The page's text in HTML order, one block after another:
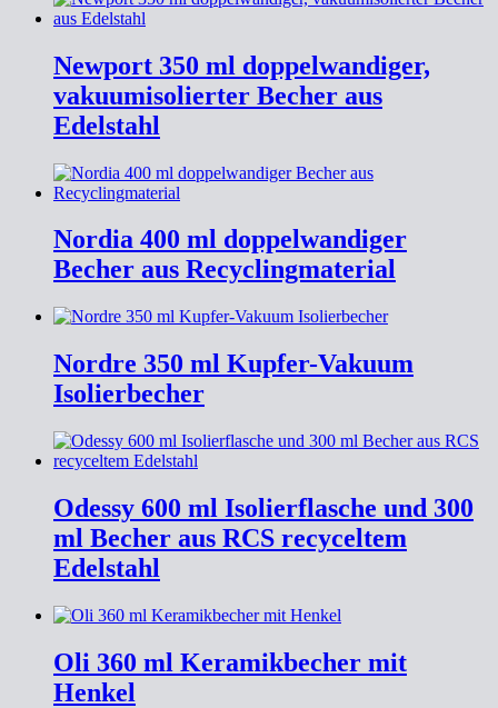
Newport 350 ml doppelwandiger,
vakuumisolierter Becher aus
Edelstahl
Nordia 400 ml doppelwandiger
Becher aus Recyclingmaterial
Nordre 350 ml Kupfer-Vakuum
Isolierbecher
Odessy 600 ml Isolierflasche und 300
ml Becher aus RCS recyceltem
Edelstahl
Oli 360 ml Keramikbecher mit
Henkel